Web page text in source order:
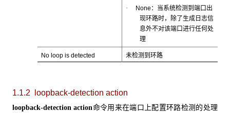
· None：当系统检测到端口出
现环路时，除了生成日志信
息外不对该端口进行任何处
理
No loop is detected 未检测到环路
1.1.2 loopback-detection action
loopback-detection action命令用来在端口上配置环路检测的处理